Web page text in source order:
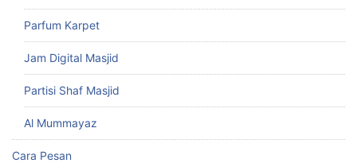
Parfum Karpet
Jam Digital Masjid
Partisi Shaf Masjid
Al Mummayaz
Cara Pesan